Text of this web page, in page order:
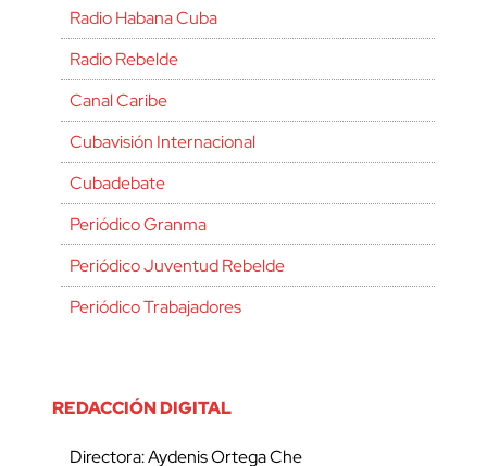
Radio Habana Cuba
Radio Rebelde
Canal Caribe
Cubavisión Internacional
Cubadebate
Periódico Granma
Periódico Juventud Rebelde
Periódico Trabajadores
REDACCIÓN DIGITAL
Directora: Aydenis Ortega Che